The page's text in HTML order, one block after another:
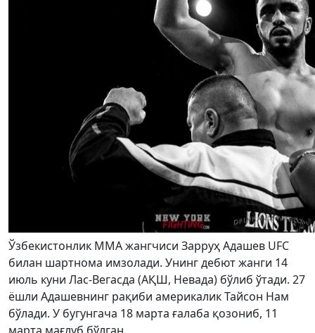
Ўзбекистонлик MMA жангчиси Зарруҳ Адашев UFC
билан шартнома имзолади. Унинг дебют жанги 14
июль куни Лас-Вегасда (АҚШ, Невада) бўлиб ўтади. 27
ёшли Адашевнинг рақиби америкалик Тайсон Нам
бўлади. У бугунгача 18 марта ғалаба қозониб, 11